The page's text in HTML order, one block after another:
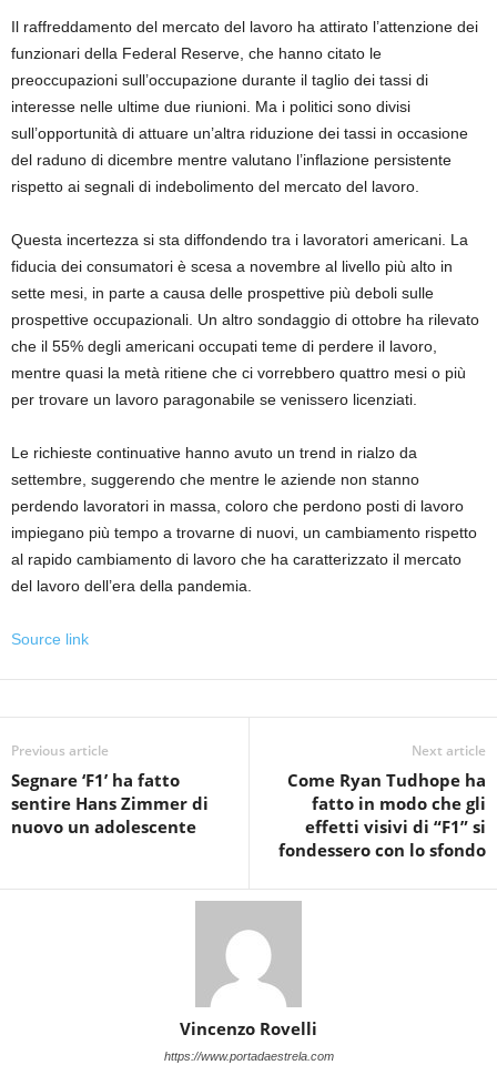
Il raffreddamento del mercato del lavoro ha attirato l’attenzione dei
funzionari della Federal Reserve, che hanno citato le
preoccupazioni sull’occupazione durante il taglio dei tassi di
interesse nelle ultime due riunioni. Ma i politici sono divisi
sull’opportunità di attuare un’altra riduzione dei tassi in occasione
del raduno di dicembre mentre valutano l’inflazione persistente
rispetto ai segnali di indebolimento del mercato del lavoro.
Questa incertezza si sta diffondendo tra i lavoratori americani. La
fiducia dei consumatori è scesa a novembre al livello più alto in
sette mesi, in parte a causa delle prospettive più deboli sulle
prospettive occupazionali. Un altro sondaggio di ottobre ha rilevato
che il 55% degli americani occupati teme di perdere il lavoro,
mentre quasi la metà ritiene che ci vorrebbero quattro mesi o più
per trovare un lavoro paragonabile se venissero licenziati.
Le richieste continuative hanno avuto un trend in rialzo da
settembre, suggerendo che mentre le aziende non stanno
perdendo lavoratori in massa, coloro che perdono posti di lavoro
impiegano più tempo a trovarne di nuovi, un cambiamento rispetto
al rapido cambiamento di lavoro che ha caratterizzato il mercato
del lavoro dell’era della pandemia.
Source link
Previous article
Segnare ‘F1’ ha fatto
sentire Hans Zimmer di
nuovo un adolescente
Next article
Come Ryan Tudhope ha
fatto in modo che gli
effetti visivi di “F1” si
fondessero con lo sfondo
Vincenzo Rovelli
https://www.portadaestrela.com